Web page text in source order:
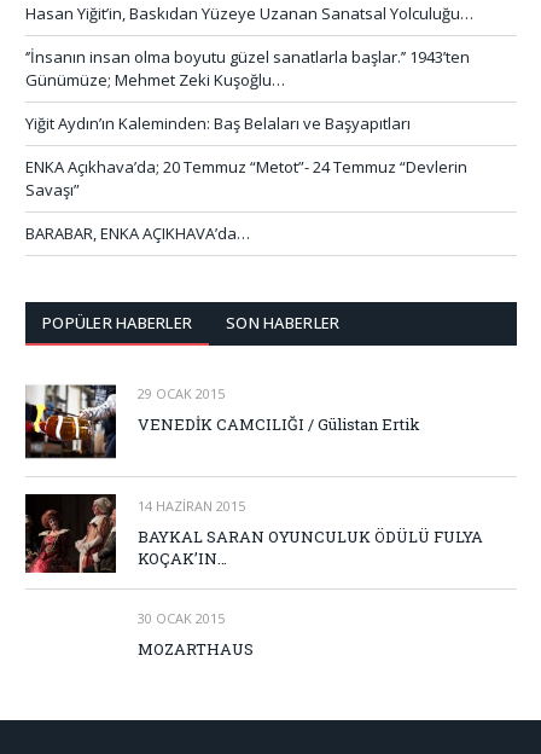
Hasan Yiğit’in, Baskıdan Yüzeye Uzanan Sanatsal Yolculuğu…
‘’İnsanın insan olma boyutu güzel sanatlarla başlar.’’ 1943’ten
Günümüze; Mehmet Zeki Kuşoğlu…
Yiğit Aydın’ın Kaleminden: Baş Belaları ve Başyapıtları
ENKA Açıkhava’da; 20 Temmuz “Metot”- 24 Temmuz “Devlerin
Savaşı”
BARABAR, ENKA AÇIKHAVA’da…
POPÜLER HABERLER SON HABERLER
29 OCAK 2015
VENEDİK CAMCILIĞI / Gülistan Ertik
14 HAZIRAN 2015
BAYKAL SARAN OYUNCULUK ÖDÜLÜ FULYA
KOÇAK’IN…
30 OCAK 2015
MOZARTHAUS